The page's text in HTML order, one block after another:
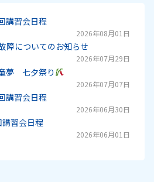
講習会日程
2026年08月01日
障についてのお知らせ
2026年07月29日
夢 七夕祭り
2026年07月07日
講習会日程
2026年06月30日
習会日程
2026年06月01日